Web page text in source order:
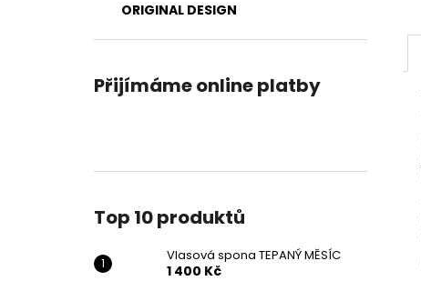
ORIGINAL DESIGN
Přijímáme online platby
Top 10 produktů
Vlasová spona TEPANÝ MĚSÍC
1 400 Kč